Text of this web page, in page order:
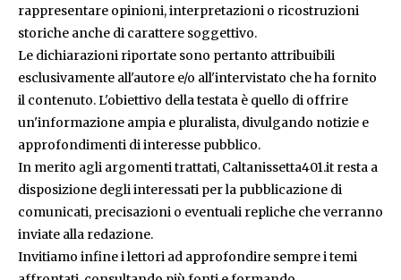
rappresentare opinioni, interpretazioni o ricostruzioni
storiche anche di carattere soggettivo.
Le dichiarazioni riportate sono pertanto attribuibili
esclusivamente all'autore e/o all'intervistato che ha fornito
il contenuto. L'obiettivo della testata è quello di offrire
un'informazione ampia e pluralista, divulgando notizie e
approfondimenti di interesse pubblico.
In merito agli argomenti trattati, Caltanissetta401.it resta a
disposizione degli interessati per la pubblicazione di
comunicati, precisazioni o eventuali repliche che verranno
inviate alla redazione.
Invitiamo infine i lettori ad approfondire sempre i temi